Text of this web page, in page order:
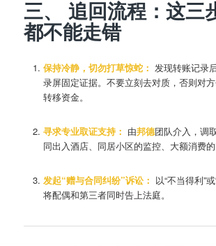
三、 追回流程：这三
都不能走错
保持冷静，切勿打草惊蛇： 发现转账记录
录屏固定证据。不要立刻去对质，否则对
转移资金。
寻求专业取证支持： 由邦德团队介入，调
同出入酒店、同居小区的监控、大额消费的
发起“赠与合同纠纷”诉讼： 以“不当得利”
将配偶和第三者同时告上法庭。